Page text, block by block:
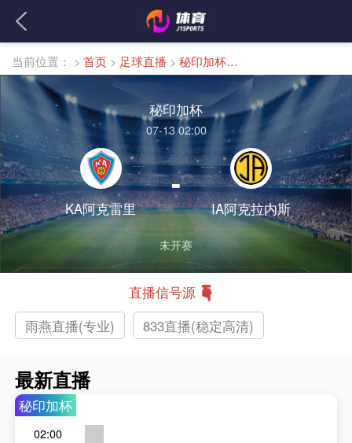
当前位置： > 首页 > 足球直播 > 秘印加杯直播
秘印加杯
07-13 02:00
KA阿克雷里
-
IA阿克拉内斯
未开赛
直播信号源
雨燕直播(专业)
833直播(稳定高清)
最新直播
秘印加杯
02:00